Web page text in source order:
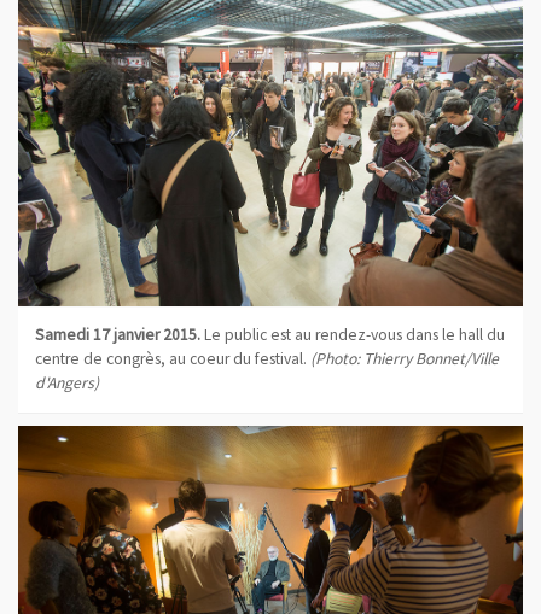
Samedi 17 janvier 2015.Le public est au rendez-vous dans le hall du
centre de congrès, au coeur du festival. (Photo: Thierry Bonnet/Ville
d'Angers)